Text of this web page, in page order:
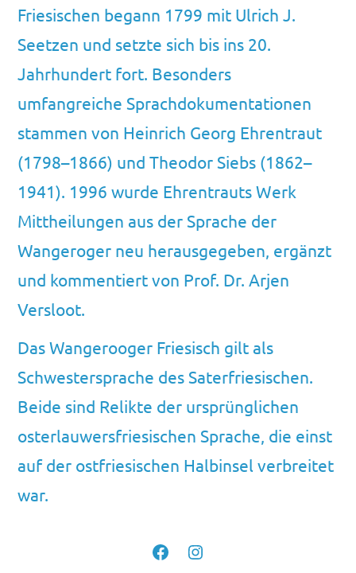
Friesischen begann 1799 mit Ulrich J.
Seetzen und setzte sich bis ins 20.
Jahrhundert fort. Besonders
umfangreiche Sprachdokumentationen
stammen von Heinrich Georg Ehrentraut
(1798–1866) und Theodor Siebs (1862–
1941). 1996 wurde Ehrentrauts Werk
Mittheilungen aus der Sprache der
Wangeroger neu herausgegeben, ergänzt
und kommentiert von Prof. Dr. Arjen
Versloot.
Das Wangerooger Friesisch gilt als
Schwestersprache des Saterfriesischen.
Beide sind Relikte der ursprünglichen
osterlauwersfriesischen Sprache, die einst
auf der ostfriesischen Halbinsel verbreitet
war.
FacebookInstagram